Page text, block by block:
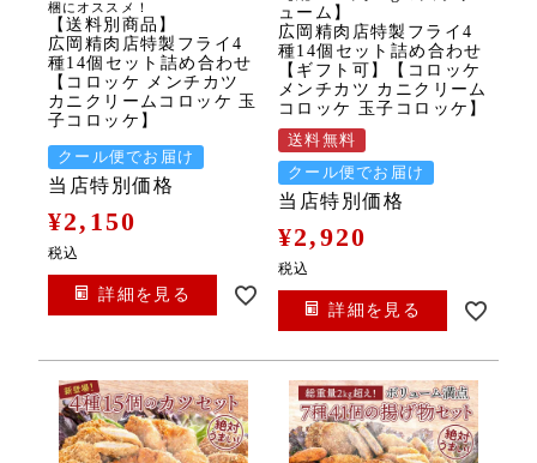
梱にオススメ！
【送料別商品】
広岡精肉店特製フライ4
種14個セット詰め合わせ
【コロッケ メンチカツ
カニクリームコロッケ 玉
子コロッケ】
クール便でお届け
当店特別価格
¥2,150
税込
詳細を見る
ューム】
広岡精肉店特製フライ4
種14個セット詰め合わせ
【ギフト可】【コロッケ
メンチカツ カニクリーム
コロッケ 玉子コロッケ】
送料無料
クール便でお届け
当店特別価格
¥2,920
税込
詳細を見る